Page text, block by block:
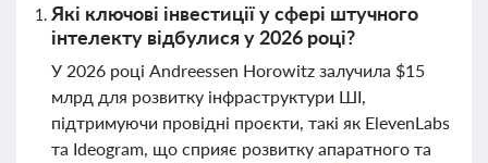
Які ключові інвестиції у сфері штучного
інтелекту відбулися у 2026 році?
У 2026 році Andreessen Horowitz залучила $15
млрд для розвитку інфраструктури ШІ,
підтримуючи провідні проєкти, такі як ElevenLabs
та Ideogram, що сприяє розвитку апаратного та